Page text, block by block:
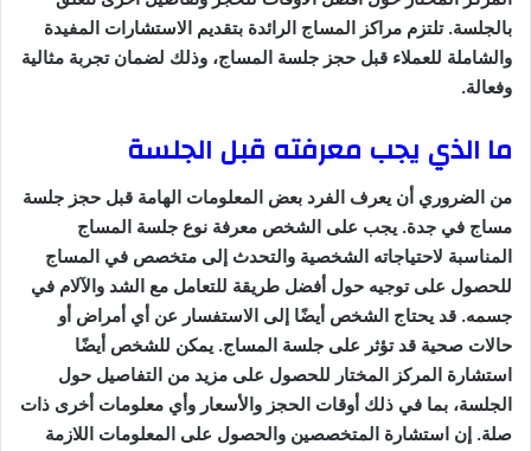
بالجلسة. تلتزم مراكز المساج الرائدة بتقديم الاستشارات المفيدة
والشاملة للعملاء قبل حجز جلسة المساج، وذلك لضمان تجربة مثالية
وفعالة.
ما الذي يجب معرفته قبل الجلسة
من الضروري أن يعرف الفرد بعض المعلومات الهامة قبل حجز جلسة
مساج في جدة. يجب على الشخص معرفة نوع جلسة المساج
المناسبة لاحتياجاته الشخصية والتحدث إلى متخصص في المساج
للحصول على توجيه حول أفضل طريقة للتعامل مع الشد والآلام في
جسمه. قد يحتاج الشخص أيضًا إلى الاستفسار عن أي أمراض أو
حالات صحية قد تؤثر على جلسة المساج. يمكن للشخص أيضًا
استشارة المركز المختار للحصول على مزيد من التفاصيل حول
الجلسة، بما في ذلك أوقات الحجز والأسعار وأي معلومات أخرى ذات
صلة. إن استشارة المتخصصين والحصول على المعلومات اللازمة